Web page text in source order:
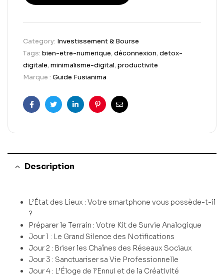
Category: Investissement & Bourse
Tags: bien-etre-numerique,déconnexion,detox-
digitale,minimalisme-digital,productivite
Marque : Guide Fusianima
FacebookTwitterLinkedinPinterestEmail
Description
L’État des Lieux : Votre smartphone vous possède-t-il
?
Préparer le Terrain : Votre Kit de Survie Analogique
Jour 1 : Le Grand Silence des Notifications
Jour 2 : Briser les Chaînes des Réseaux Sociaux
Jour 3 : Sanctuariser sa Vie Professionnelle
Jour 4 : L’Éloge de l’Ennui et de la Créativité